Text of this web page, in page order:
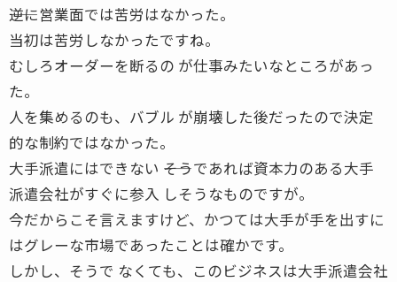
――逆に営業面では苦労はなかった。
当初は苦労しなかったですね。
むしろオーダーを断るの が仕事みたいなところがあっ
た。
人を集めるのも、バブル が崩壊した後だったので決定
的な制約ではなかった。
大手派遣にはできない ――そうであれば資本力のある大手
派遣会社がすぐに参入 しそうなものですが。
今だからこそ言えますけど、かつては大手が手を出すに
はグレーな市場であったことは確かです。
しかし、そうで なくても、このビジネスは大手派遣会社